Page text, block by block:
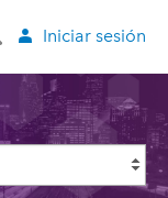
Iniciar sesión